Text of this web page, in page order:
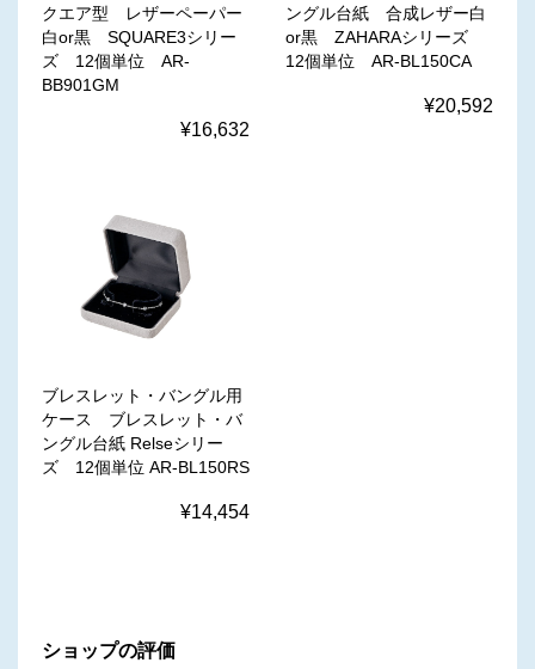
クエア型 レザーペーパー
白or黒 SQUARE3シリー
ズ 12個単位 AR-
BB901GM
¥16,632
ングル台紙 合成レザー白
or黒 ZAHARAシリーズ
12個単位 AR-BL150CA
¥20,592
ブレスレット・バングル用
ケース ブレスレット・バ
ングル台紙 Relseシリー
ズ 12個単位 AR-BL150RS
¥14,454
ショップの評価